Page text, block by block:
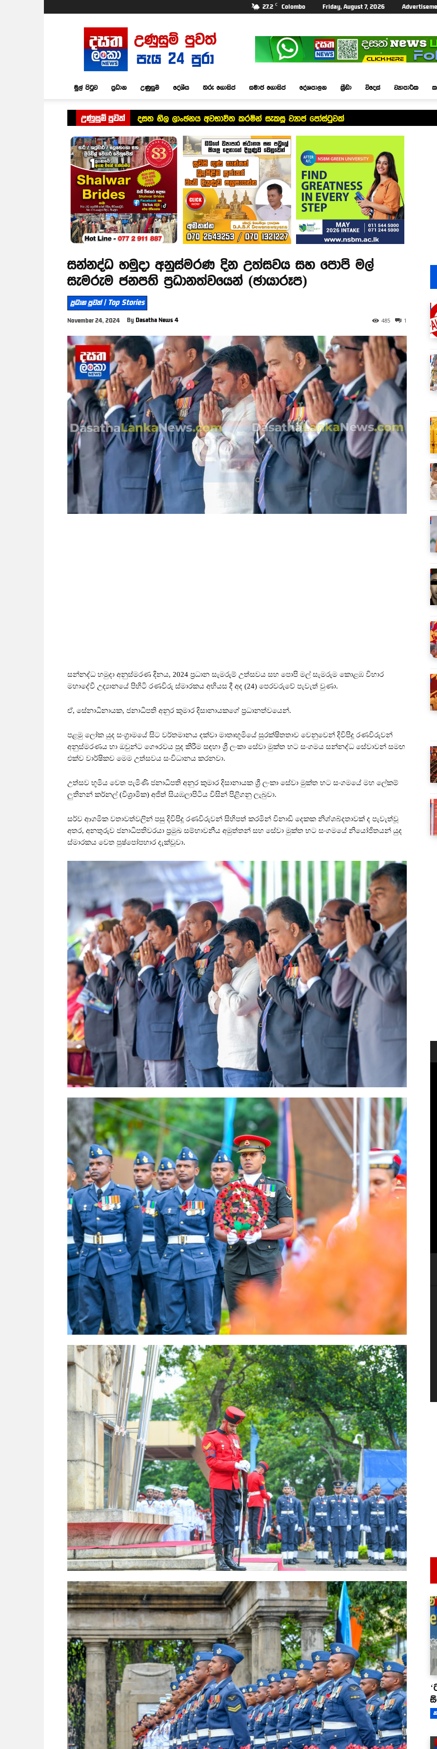
27.2 C Colombo Friday, August 7, 2026
Dasatha
Lanka
News
මුල් පිටුව ප්‍රධාන උණුසුම් දේශීය තරු ගොසිප් සමාජ ගොසිප් දේශපාලන ක්‍රීඩා විදෙස් ව්‍යාපාරික
උණුසුම් පුවත් දසත නිල ලාංඡනය අවභාවිත කරමින් සැකසූ ව්‍යාජ පෝස්ටුවක්
සන්නද්ධ හමුදා අනුස්මරණ දින උත්සවය සහ පොපි මල්
සැමරුම ජනපති ප්‍රධානත්වයෙන් (ඡායාරූප)
ප්‍රධාන පුවත් | Top Stories
November 24, 2024 By Dasatha News 4 1
485
සන්නද්ධ හමුදා අනුස්මරණ දිනය, 2024 ප්‍රධාන සැමරුම් උත්සවය සහ පොපි මල් සැමරුම කොළඹ විහාර
මහාදේවී උද්‍යානයේ පිහිටි රණවිරු ස්මාරකය අභියස දී අද (24) පෙරවරුවේ පැවැත් වුණා.
ඒ, සේනාධිනායක, ජනාධිපති අනුර කුමාර දිසානායකගේ ප්‍රධානත්වයෙන්.
පළමු ලෝක යුද සංග්‍රාමයේ සිට වර්තමානය දක්වා මාතෘභූමියේ සුරක්ෂිතතාව වෙනුවෙන් දිවිපිදූ රණවිරුවන්
අනුස්මරණය හා ඔවුන්ට ගෞරවය පුද කිරීම සඳහා ශ්‍රී ලංකා සේවා මුක්ත භට සංගමය සන්නද්ධ සේවාවන් සමඟ
එක්ව වාර්ෂිකව මෙම උත්සවය සංවිධානය කරනවා.
උත්සව භූමිය වෙත පැමිණි ජනාධිපති අනුර කුමාර දිසානායක ශ්‍රී ලංකා සේවා මුක්ත භට සංගමයේ මහ ලේකම්
ලුතිනන් කර්නල් (විශ්‍රාමික) අජිත් සියඹලාපිටිය විසින් පිළිගනු ලැබුවා.
සර්ව ආගමික වතාවත්වලින් පසු දිවිපිදූ රණවිරුවන් සිහිපත් කරමින් විනාඩි දෙකක නිශ්ශබ්දතාවක් ද පැවැත්වූ
අතර, අනතුරුව ජනාධිපතිවරයා ප්‍රමුඛ සම්භාවනීය අමුත්තන් සහ සේවා මුක්ත භට සංගමයේ නියෝජිතයන් යුද
ස්මාරකය වෙත පුෂ්පෝපහාර දැක්වූවා.